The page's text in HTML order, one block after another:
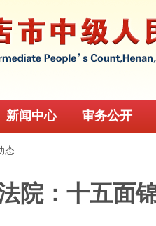
新闻中心 审务公开
态
院：十五面